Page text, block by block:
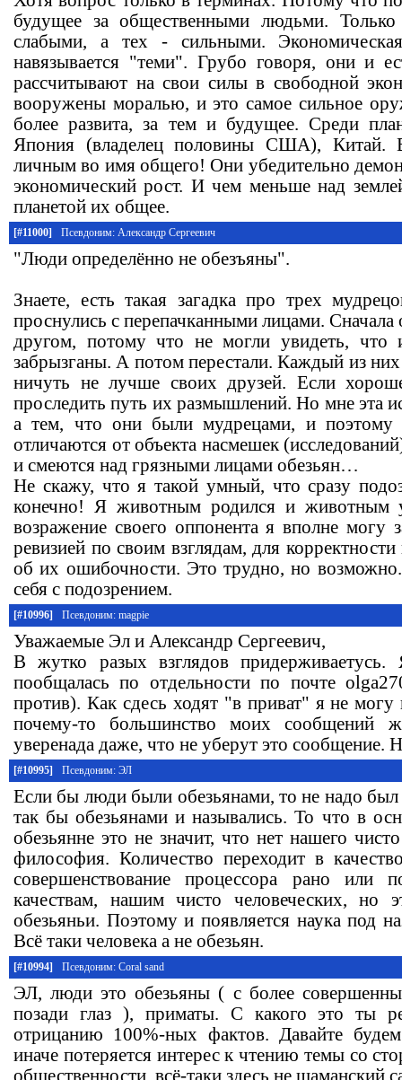
будущее за общественными людьми.
слабыми, а тех - сильными.
навязывается "теми". Грубо говоря, они и
рассчитывают на свои силы в свободной
вооружены моралью, и это самое сильное
более развита, за тем и будущее. Среди
Япония (владелец половины США), Китай.
личным во имя общего! Они убедительно
экономический рост. И чем меньше над
планетой их общее.
[#11000] Псевдоним: Александр Сергеевич
"Люди определённо не обезъяны".
Знаете, есть такая загадка про трех
проснулись с перепачканными лицами. Сначала
другом, потому что не могли увидеть, что
забрызганы. А потом перестали. Каждый из них
ничуть не лучше своих друзей. Если
проследить путь их размышлений. Но мне эта
а тем, что они были мудрецами, и поэтому
отличаются от объекта насмешек
и смеются над грязными лицами обезьян…
Не скажу, что я такой умный, что сразу
конечно! Я животным родился и животным
возражение своего оппонента я вполне могу
ревизией по своим взглядам, для
об их ошибочности. Это трудно, но
себя с подозрением.
[#10996] Псевдоним: magpie
Уважаемые Эл и Александр Сергеевич,
В жутко разых взглядов
пообщалась по отдельности по почте
против). Как сдесь ходят "в приват" я не
почему-то большинство моих сообщений
уверенада даже, что не уберут это сообщение.
[#10995] Псевдоним: ЭЛ
Если бы люди были обезьянами, то не надо
так бы обезьянами и назывались. То что в
обезьянне это не значит, что нет нашего
философия. Количество переходит в
совершенствование процессора рано или
качествам, нашим чисто человеческих, но
обезьяньи. Поэтому и появляется наука под
Всё таки человека а не обезьян.
[#10994] Псевдоним: Coral sand
ЭЛ, люди это обезьяны ( с более
позади глаз ), приматы. С какого это ты
отрицанию 100%-ных фактов. Давайте
иначе потеряется интерес к чтению темы со
общественности, всё-таки здесь не шаманский